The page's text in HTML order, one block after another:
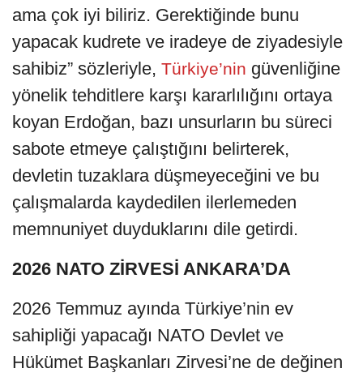
ama çok iyi biliriz. Gerektiğinde bunu
yapacak kudrete ve iradeye de ziyadesiyle
sahibiz” sözleriyle, Türkiye’nin güvenliğine
yönelik tehditlere karşı kararlılığını ortaya
koyan Erdoğan, bazı unsurların bu süreci
sabote etmeye çalıştığını belirterek,
devletin tuzaklara düşmeyeceğini ve bu
çalışmalarda kaydedilen ilerlemeden
memnuniyet duyduklarını dile getirdi.
2026 NATO ZİRVESİ ANKARA’DA
2026 Temmuz ayında Türkiye’nin ev
sahipliği yapacağı NATO Devlet ve
Hükümet Başkanları Zirvesi’ne de değinen